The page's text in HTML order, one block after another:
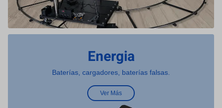
Energia
Baterías, cargadores, baterías falsas.
Ver Más